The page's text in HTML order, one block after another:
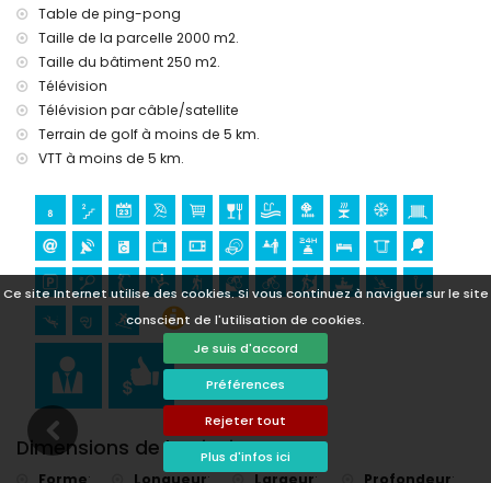
Ce site Internet utilise des cookies. Si vous continuez à naviguer sur le site
conscient de l'utilisation de cookies.
Je suis d'accord
Préférences
Rejeter tout
Plus d'infos ici
Sites touristiques et culture à Jávea, Costa Blanca
musée (Histórico de Jávea, Jávea), église (Virgen de Loreto,
Puerto, Jávea), ruine (Molinos de Viento, Jávea), monument
(Pueblo de Jávea, Jávea), bâtiment architectural (Pueblo
de Jávea, Jávea), lieu historique (Pueblo de Jávea et
Jávea) (à moins de 5 kilomètres de l'hébergement)
kilomètres de l'hébergement)
Sports
tennis, golf (Club de Golf Jávea), équitation, randonnée, VTT,
cyclisme, escalade, canoë, kayak, pêche, plongée,
snorkeling et surf (à moins de 5 kilomètres de la villa)
Table de ping-pong
Taille de la parcelle 2000 m2.
Taille du bâtiment 250 m2.
Télévision
Télévision par câble/satellite
Terrain de golf à moins de 5 km.
VTT à moins de 5 km.
Dimensions de la piscine
Forme: Longueur: Largeur: Profondeur: